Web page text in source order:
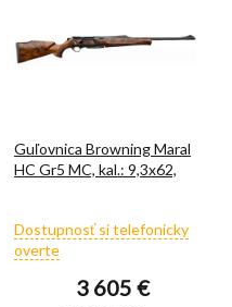
Guľovnica Browning Maral
HC Gr5 MC, kal.: 9,3x62,
Priemerné
hodnotenie
je
Dostupnosť si telefonicky
overte
3 605 €